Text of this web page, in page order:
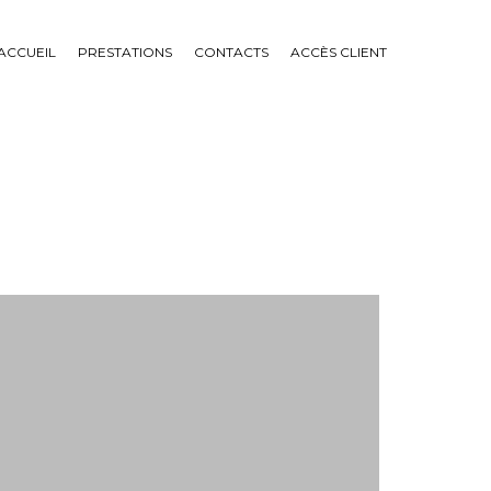
PRESTATIONS CONTACTS ACCÈS CLIENT